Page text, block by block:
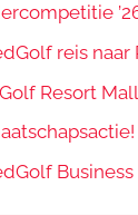
reis naar
Resort